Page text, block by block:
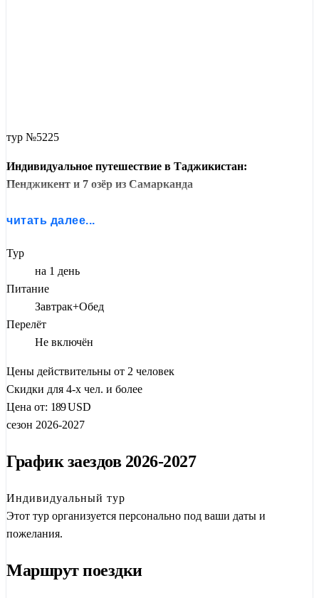
тур №5225
Индивидуальное путешествие в Таджикистан:
Пенджикент и 7 озёр из Самарканда
касаются облаков.
Пенджикентвстретит вас музеем Рудаки — отца персидской
поэзии, чьи строки знает здесь каждый. А
которому 5500 лет, покажет, где зарождалась первая городская
культура Средней Азии.
Бирюзовые, изумрудные, лазурные — вода здесь меняет цвет
в течение дня, словно подчиняясь настроению гор. Обед в
национальном доме на берегу одного из них станет тёплым
воспоминанием на всю жизнь.
Это ваш личный тур — только вы, ваш гид и водитель.
природа Памира.
Один день — тысяча впечатлений. Позвольте себе это
читать далее...
Тур
на 1 день
Питание
Завтрак+Обед
Перелёт
Не включён
Цены действительны от 2 человек
Скидки для 4-х чел. и более
Цена от: 189USD
сезон 2026-2027
График заездов 2026-2027
Индивидуальный тур
Этот тур организуется персонально под ваши даты и
пожелания.
Маршрут поездки